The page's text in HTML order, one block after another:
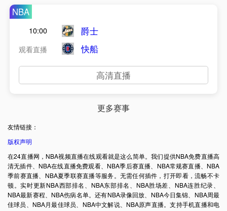
NBA
10:00
观看直播
爵士
快船
高清直播
更多赛事
友情链接：
版权声明
在24直播网，NBA视频直播在线观看就是这么简单。我们提供NBA免费直播高
清无插件、NBA在线直播免费观看、NBA季后赛直播、NBA常规赛直播、NBA
季前赛直播、NBA夏季联赛直播等服务。无需任何插件，打开即看，流畅不卡
顿。实时更新NBA西部排名、NBA东部排名、NBA胜场差、NBA连胜纪录、
NBA最新赛程、NBA伤病名单。还有NBA录像回放、NBA今日集锦、NBA周最
佳球员、NBA月最佳球员、NBA中文解说、NBA原声直播。支持手机直播和电